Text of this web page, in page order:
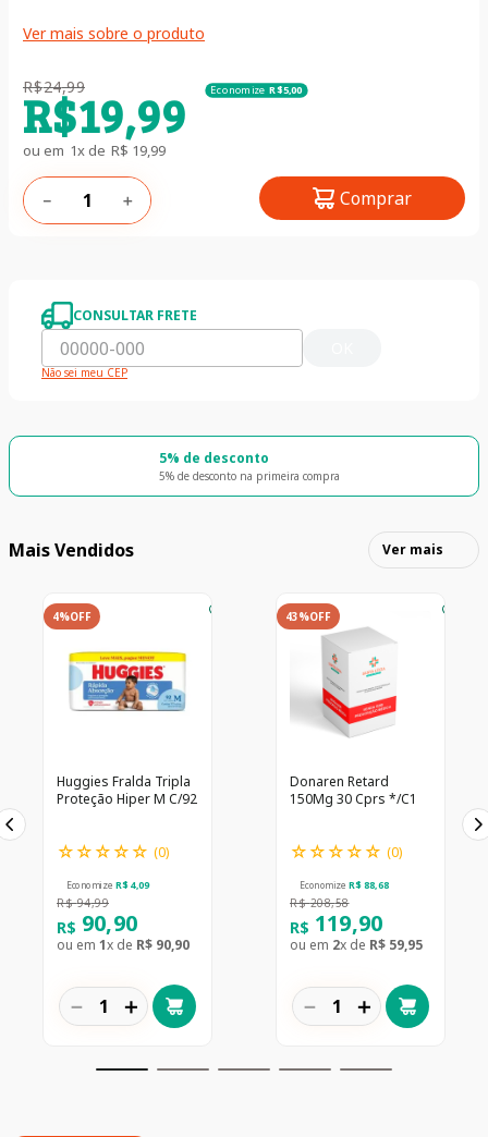
Ver mais sobre o produto
R$24,99 Economize R$5,00
R$19,99
ou em 1x de R$ 19,99
＋
－ Comprar
CONSULTAR FRETE
Não sei meu CEP
5% de desconto
5% de desconto na primeira compra
Mais Vendidos Ver mais
4%OFF
Huggies Fralda Tripla
Proteção Hiper M C/92
☆☆☆☆☆ (0)
Economize R$ 4,09
R$ 94,99
R$ 90,90
ou em 1x de R$ 90,90
＋
－
43%OFF
Donaren Retard
150Mg 30 Cprs */C1
☆☆☆☆☆ (0)
Economize R$ 88,68
R$ 208,58
R$ 119,90
ou em 2x de R$ 59,95
＋
－